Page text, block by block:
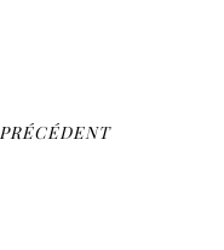
PRÉCÉDENT